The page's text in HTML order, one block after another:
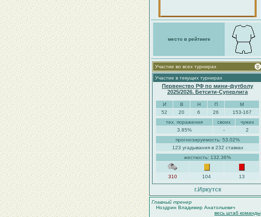
место в рейтинге
Участие во всех турнирах
Участие в текущих турнирах
Первенство РФ по мини-футболу
2025/2026. Бетсити-Суперлига
И В Н П
М
52
20 6 26
153-167
тех. поражения
своих
чужих
3.85%
-
2
прогнозируемость: 53.02%
123 угадывания в 232 ставках
жесткость: 132.36%
310 104 13
г.Иркутск
Главный тренер
Ноздрин Владимир Анатольевич
весь штаб команды